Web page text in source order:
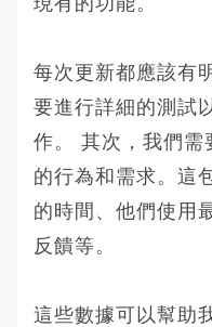
每次更新都應該有
要進行詳細的測試
作。 其次，我們需
的行為和需求。這
的時間、他們使用
反饋等。
這些數據可以幫助